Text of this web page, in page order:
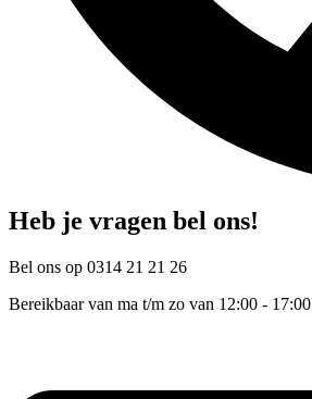
Heb je vragen bel ons!
Bel ons op 0314 21 21 26
Bereikbaar van ma t/m zo van 12:00 - 17:00